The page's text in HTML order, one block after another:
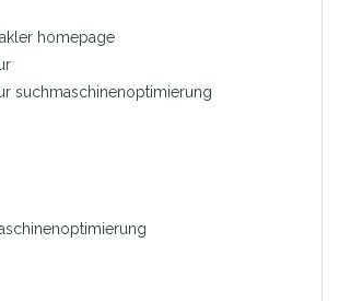
homepage
suchmaschinenoptimierung